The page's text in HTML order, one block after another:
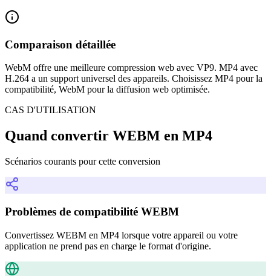
Comparaison détaillée
WebM offre une meilleure compression web avec VP9. MP4 avec
H.264 a un support universel des appareils. Choisissez MP4 pour la
compatibilité, WebM pour la diffusion web optimisée.
CAS D'UTILISATION
Quand convertir WEBM en MP4
Scénarios courants pour cette conversion
Problèmes de compatibilité WEBM
Convertissez WEBM en MP4 lorsque votre appareil ou votre
application ne prend pas en charge le format d'origine.